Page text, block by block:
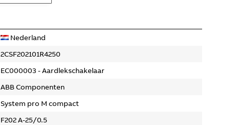
Nederland
2CSF202101R4250
EC000003 - Aardlekschakelaar
ABB Componenten
System pro M compact
F202 A-25/0.5